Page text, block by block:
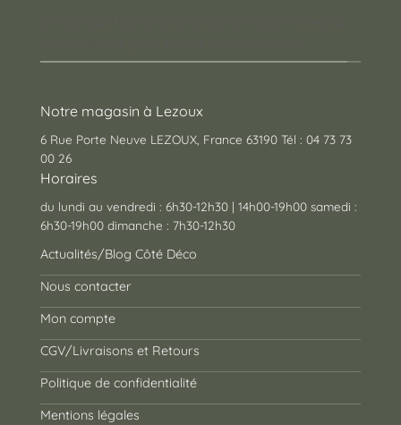
Notre magasin à Lezoux
6 Rue Porte Neuve LEZOUX, France 63190 Tél : 04 73 73
00 26
Horaires
du lundi au vendredi : 6h30-12h30 | 14h00-19h00 samedi :
6h30-19h00 dimanche : 7h30-12h30
Actualités/Blog Côté Déco
Nous contacter
Mon compte
CGV/Livraisons et Retours
Politique de confidentialité
Mentions légales